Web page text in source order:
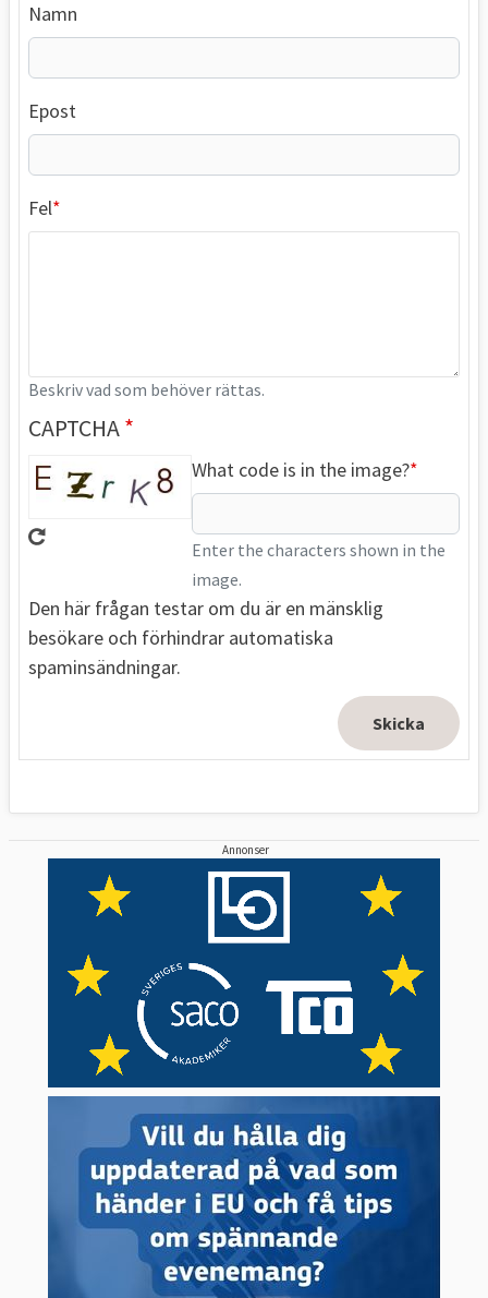
Namn
Epost
Fel
Beskriv vad som behöver rättas.
CAPTCHA
What code is in the image?
Enter the characters shown in the
image.
Den här frågan testar om du är en mänsklig
besökare och förhindrar automatiska
spaminsändningar.
Annonser